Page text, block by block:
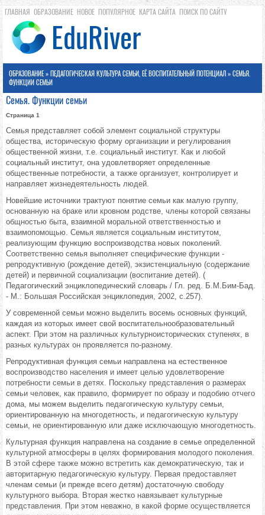
ГЛАВНАЯ ОБРАЗОВАНИЕ НОВОЕ ПОПУЛЯРНОЕ КАРТА САЙТА ПОИСК ПО САЙТУ
ОБРАЗОВАНИЕ» ПЕДАГОГИЧЕСКАЯ КУЛЬТУРА СЕМЬИ, ЕЁ ВОСПИТАТЕЛЬНЫЙ ПОТЕНЦИАЛ » СЕМЬЯ.
ФУНКЦИИ СЕМЬИ
Семья. Функции семьи
Страница 1
Семья представляет собой элемент социальной структуры
общества, историческую форму организации и регулирования
общественной жизни, т.е. социальный институт. Как и любой
социальный институт, она удовлетворяет определенные
общественные потребности, а также организует, контролирует и
направляет жизнедеятельность людей.
Новейшие источники трактуют понятие семьи как малую группу,
основанную на браке или кровном родстве, члены которой связаны
общностью быта, взаимной моральной ответственностью и
взаимопомощью. Семья является социальным институтом,
реализующим функцию воспроизводства новых поколений.
Соответственно семья выполняет специфические функции -
репродуктивную (рождение детей), экзистенциальную (содержание
детей) и первичной социализации (воспитание детей). (
Педагогический энциклопедический словарь / Гл. ред. Б.М.Бим-Бад.
- М.: Большая Российская энциклопедия, 2002, с.257).
У современной семьи можно выделить восемь основных функций,
каждая из которых имеет свой воспитательнообразовательный
аспект. При этом на различных культурноисторических ступенях, в
разных культурах он проявляется по-разному.
Репродуктивная функция семьи направлена на естественное
воспроизводство населения и имеет целью удовлетворение
потребности семьи в детях. Поскольку представления о размерах
семьи человек, как правило, формирует по образу и подобию отчего
дома, мы можем выделить педагогическую культуру семьи,
ориентированную на многодетность, и педагогическую культуру
семьи, не ориентированную или даже исключающую многодетность.
Культурная функция направлена на создание в семье определенной
культурной атмосферы в целях формирования молодого поколения.
В этой сфере также можно встретить как демократическую, так и
авторитарную педагогическую культуру. Первая предоставляет
членам семьи (и прежде всего детям) достаточную свободу
культурного выбора. Вторая жестко навязывает культурные
представления. При этом неважно, в какой форме осуществляется